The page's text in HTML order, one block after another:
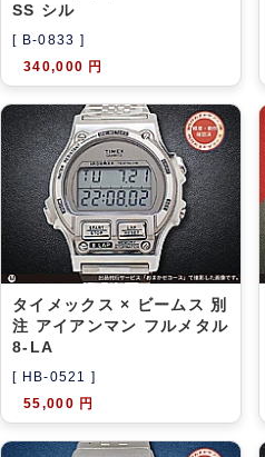
SS シル
[ B-0833 ]
340,000 円
タイメックス × ビームス 別
注 アイアンマン フルメタル
8-LA
[ HB-0521 ]
55,000 円